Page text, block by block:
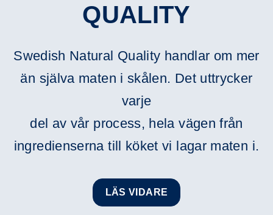
QUALITY
Swedish Natural Quality handlar om mer
än själva maten i skålen. Det uttrycker
varje
del av vår process, hela vägen från
ingredienserna till köket vi lagar maten i.
LÄS VIDARE